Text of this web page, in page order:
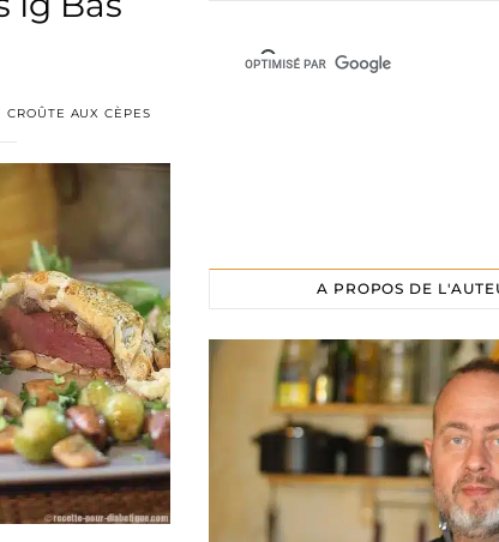
AUX CÈPES
A PROPOS DE